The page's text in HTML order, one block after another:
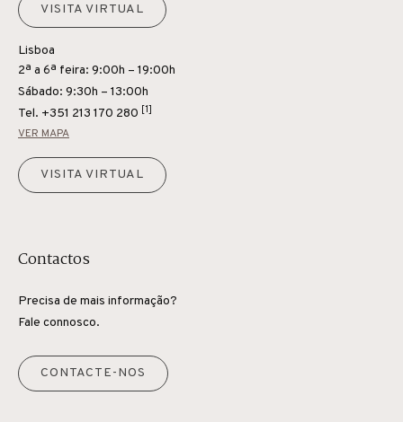
VISITA VIRTUAL
Lisboa
2ª a 6ª feira: 9:00h – 19:00h
Sábado: 9:30h – 13:00h
Tel. +351 213 170 280 [1]
VER MAPA
VISITA VIRTUAL
Contactos
Precisa de mais informação?
Fale connosco.
CONTACTE-NOS